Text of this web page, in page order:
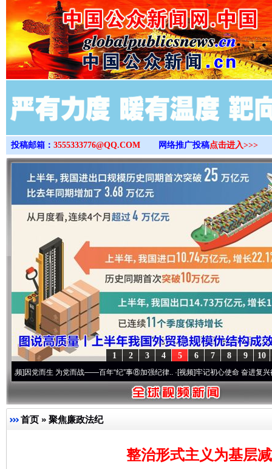
>
投稿邮箱： 3555333776@QQ.COM 网络推广投稿点击进入>>>
10
9
8
7
6
5
4
3
2
1
而生 为党而战——百年“纪”事⑧加强纪律..·[视频]牢记初心使命 奋进复兴征程丨“转
首页 » 聚焦廉政法纪
整治形式主义为基层